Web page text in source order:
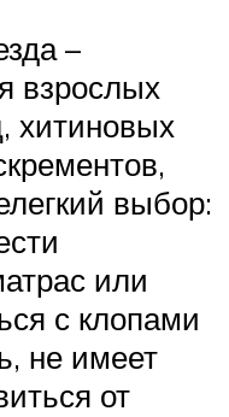
–
взрослых
хитиновых
выбор:
или
с клопами
не имеет
от